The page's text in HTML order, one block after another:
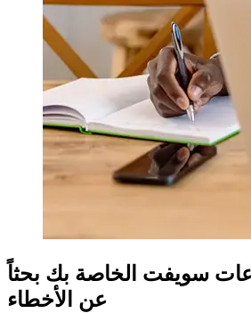
سويفت الخاصة بك بحثاً
عن الأخطاء